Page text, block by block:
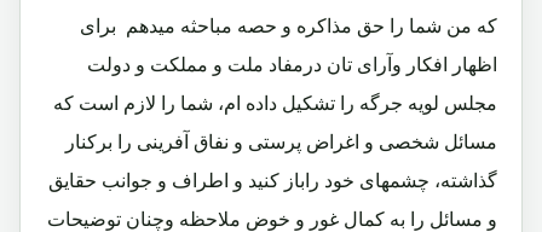
که من شما را حق مذاکره و حصه مباحثه میدهم برای
اظهار افکار وآرای تان درمفاد ملت و مملکت و دولت
مجلس لویه جرگه را تشکیل داده ام، شما را لازم است که
مسائل شخصی و اغراض پرستی و نفاق آفرینی را برکنار
گذاشته، چشمهای خود راباز کنید و اطراف و جوانب حقایق
و مسائل را به کمال غور و خوض ملاحظه وچنان توضیحات